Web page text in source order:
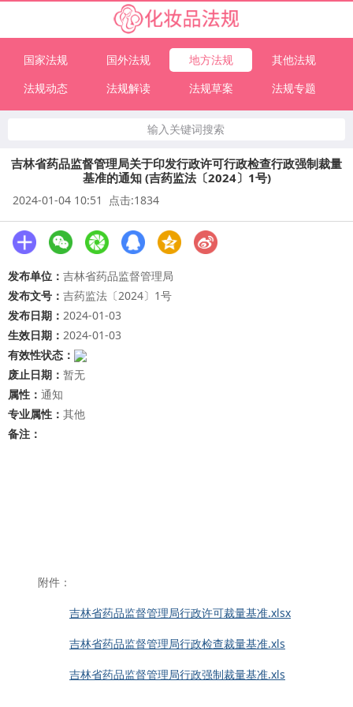
国家法规 国外法规 地方法规
其他法规
法规动态
法规解读 法规草案 法规专题
输入关键词搜索
吉林省药品监督管理局关于印发行政许可行政检查行政强制裁量
基准的通知 (吉药监法〔2024〕1号)
2024-01-04 10:51 点击:1834
发布单位： 吉林省药品监督管理局
发布文号： 吉药监法〔2024〕1号
发布日期： 2024-01-03
生效日期： 2024-01-03
有效性状态：
废止日期： 暂无
属性： 通知
专业属性： 其他
备注：
附件：
吉林省药品监督管理局行政许可裁量基准.xlsx
吉林省药品监督管理局行政检查裁量基准.xls
吉林省药品监督管理局行政强制裁量基准.xls